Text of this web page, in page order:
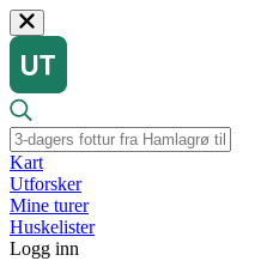
Kart
Utforsker
Mine turer
Huskelister
Logg inn